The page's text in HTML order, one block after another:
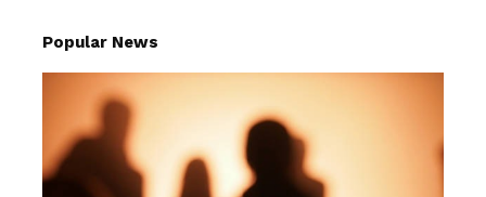
Popular News